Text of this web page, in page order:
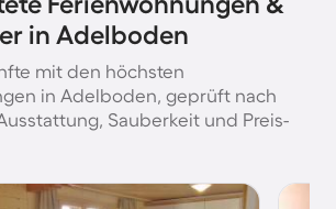
in Adelboden
mit den höchsten
in Adelboden, geprüft nach
Sauberkeit und Preis-